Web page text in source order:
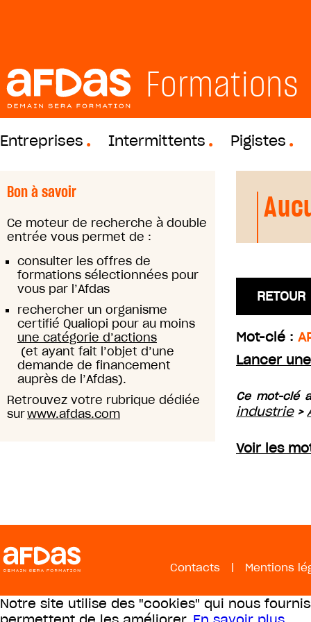
Formations
Entreprises Intermittents Pigistes
Bon à savoir
Ce moteur de recherche à double
entrée vous permet de :
consulter les offres de
formations sélectionnées pour
vous par l’Afdas
rechercher un organisme
certifié Qualiopi pour au moins
une catégorie d’actions
(et ayant fait l’objet d’une
demande de financement
auprès de l’Afdas).
Retrouvez votre rubrique dédiée
surwww.afdas.com
RETOUR
Mot-clé :
Lancer
Ce mot-clé
industrie>
Voir les
Contacts | Mentions
Notre site utilise des "cookies" qui nous